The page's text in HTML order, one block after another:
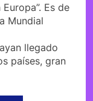
Es de
Mundial
llegado
países, gran